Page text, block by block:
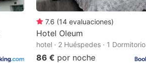
7.6 (14 evaluaciones)
Hotel Oleum
hotel · 2 Huéspedes · 1 Dormitorio
86 € por noche